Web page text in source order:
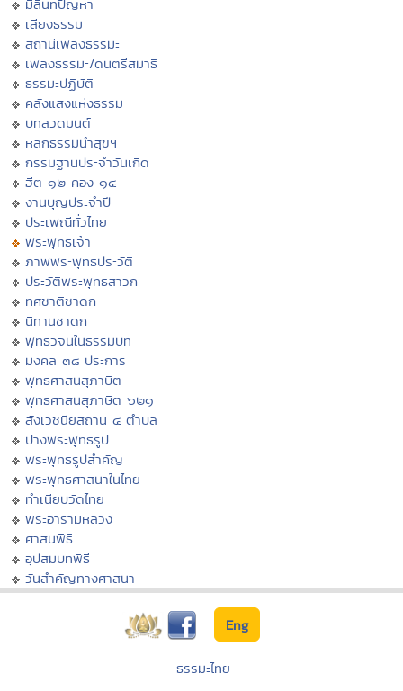
มิลินทปัญหา
เสียงธรรม
สถานีเพลงธรรมะ
เพลงธรรมะ/ดนตรีสมาธิ
ธรรมะปฏิบัติ
คลังแสงแห่งธรรม
บทสวดมนต์
หลักธรรมนำสุขฯ
กรรมฐานประจำวันเกิด
ฮีต ๑๒ คอง ๑๔
งานบุญประจำปี
ประเพณีทั่วไทย
พระพุทธเจ้า
ภาพพระพุทธประวัติ
ประวัติพระพุทธสาวก
ทศชาติชาดก
นิทานชาดก
พุทธวจนในธรรมบท
มงคล ๓๘ ประการ
พุทธศาสนสุภาษิต
พุทธศาสนสุภาษิต ๖๒๑
สังเวชนียสถาน ๔ ตำบล
ปางพระพุทธรูป
พระพุทธรูปสำคัญ
พระพุทธศาสนาในไทย
ทำเนียบวัดไทย
พระอารามหลวง
ศาสนพิธี
อุปสมบทพิธี
วันสำคัญทางศาสนา
Eng
ธรรมะไทย